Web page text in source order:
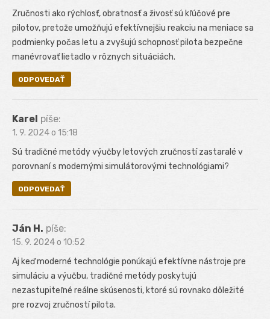
Zručnosti ako rýchlosť, obratnosť a živosť sú kľúčové pre
pilotov, pretože umožňujú efektívnejšiu reakciu na meniace sa
podmienky počas letu a zvyšujú schopnosť pilota bezpečne
manévrovať lietadlo v rôznych situáciách.
ODPOVEDAŤ
Karel píše:
1. 9. 2024 o 15:18
Sú tradičné metódy výučby letových zručností zastaralé v
porovnaní s modernými simulátorovými technológiami?
ODPOVEDAŤ
Ján H. píše:
15. 9. 2024 o 10:52
Aj keď moderné technológie ponúkajú efektívne nástroje pre
simuláciu a výučbu, tradičné metódy poskytujú
nezastupiteľné reálne skúsenosti, ktoré sú rovnako dôležité
pre rozvoj zručností pilota.